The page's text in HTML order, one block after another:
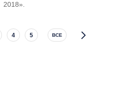
2018».
4 5 ВСЕ